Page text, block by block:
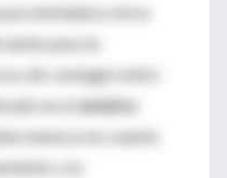
proximidad a otros
para la
de contagio entre
en elámbito
tenerse en cuenta
y la